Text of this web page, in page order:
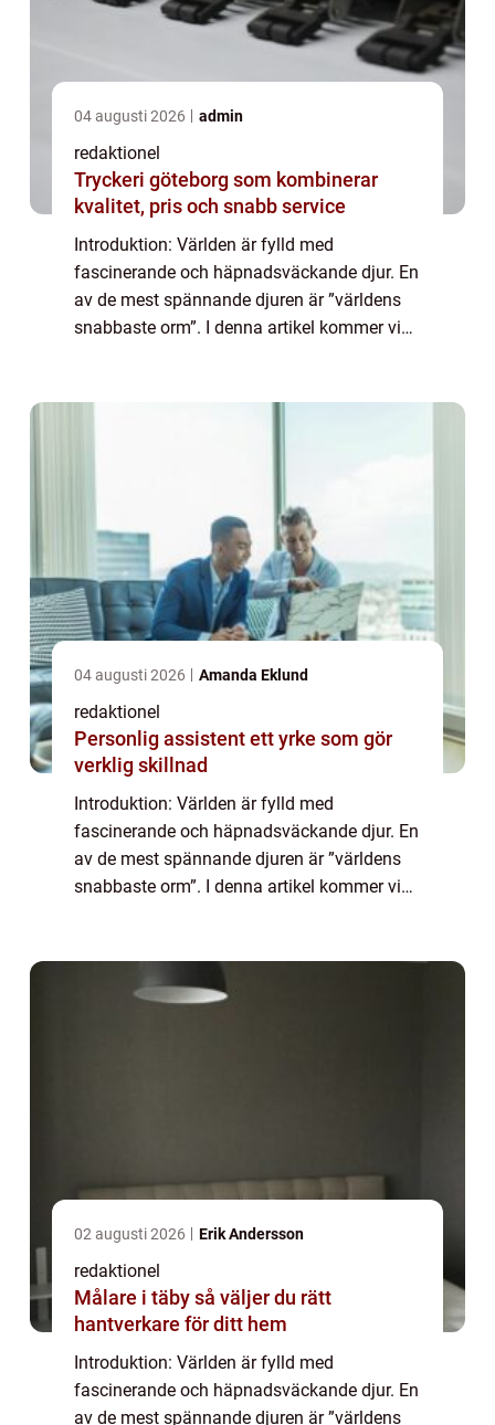
04 augusti 2026 admin
redaktionel
Tryckeri göteborg som kombinerar
kvalitet, pris och snabb service
Introduktion: Världen är fylld med
fascinerande och häpnadsväckande djur. En
av de mest spännande djuren är ”världens
snabbaste orm”. I denna artikel kommer vi
04 augusti 2026 Amanda Eklund
redaktionel
Personlig assistent ett yrke som gör
verklig skillnad
Introduktion: Världen är fylld med
fascinerande och häpnadsväckande djur. En
av de mest spännande djuren är ”världens
snabbaste orm”. I denna artikel kommer vi
02 augusti 2026 Erik Andersson
redaktionel
Målare i täby så väljer du rätt
hantverkare för ditt hem
Introduktion: Världen är fylld med
fascinerande och häpnadsväckande djur. En
av de mest spännande djuren är ”världens